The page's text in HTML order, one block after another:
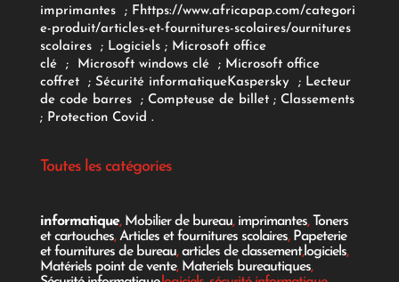
imprimantes
; Fhttps://www.africapap.com/categori
e-produit/articles-et-fournitures-scolaires/ournitures
scolaires; Logiciels ; Microsoft office
clé
; Microsoft windows clé; Microsoft office
coffret ; Sécurité informatiqueKaspersky ; Lecteur
de code barres
; Compteuse de billet; Classements
; Protection Covid .
Toutes les catégories
informatique, Mobilier de bureau, imprimantes,Toners
et cartouches,Articles et fournitures scolaires, Papeterie
et fournitures de bureau,articles de classement,logiciels,
Matériels point de vente, Materiels bureautiques,